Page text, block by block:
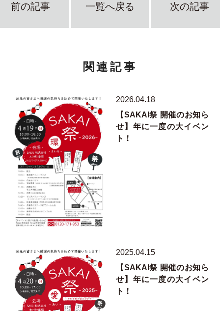
前の記事 一覧へ戻る 次の記事
関連記事
2026.04.18
【SAKAI祭 開催のお知ら
せ】年に一度の大イベン
ト！
2025.04.15
【SAKAI祭 開催のお知ら
せ】年に一度の大イベン
ト！